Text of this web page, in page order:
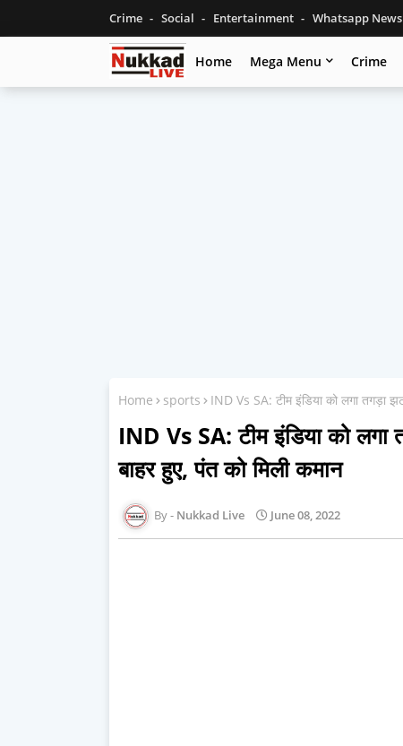
Crime Social Entertainment Whatsapp News
Home Mega Menu Crime
Home sports IND Vs SA: टीम इंडिया को लगा तगड़ा
IND Vs SA: टीम इंडिया को
बाहर हुए, पंत को मिली कमान
Nukkad Live June 08, 2022